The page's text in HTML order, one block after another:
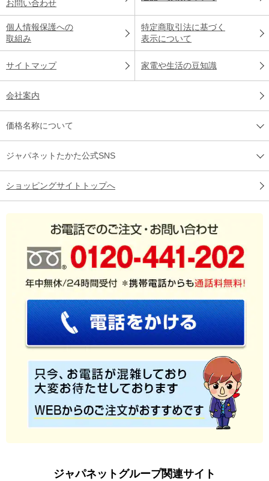
お問い合わせ
個人情報保護への
取組み
特定商取引法に基づく
表示について
サイトマップ 家電や生活の豆知識
会社案内
価格名称について
ジャパネットたかた公式SNS
ショッピングサイトトップへ
ジャパネットグループ関連サイト